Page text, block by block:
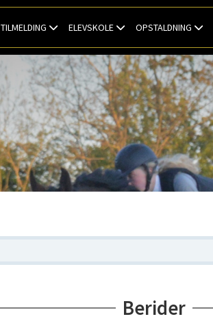
TILMELDING ELEVSKOLE OPSTALDNING
Berider